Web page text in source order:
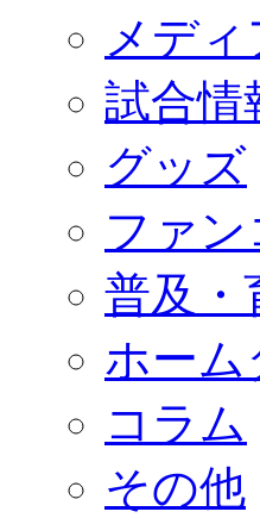
2026/27ファンコ
サポートショップ
GOODS
オフィシャルスト
オンラインストア
ACADEMY
アカデミーについ
コーチ&スタッフ
ジュニア
ジュニアユース
ユース
練習拠点（ナラ
SCHOOL
CLUB
パートナー募集
クラブ理念
サステナビリティ
メディ
試合情
グッズ
ファン
普及・
ホーム
コラム
その他